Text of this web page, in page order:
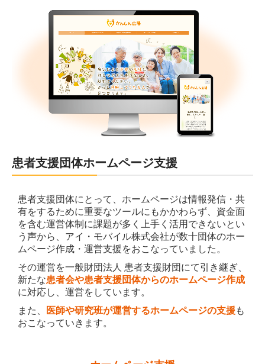
患者支援団体ホームページ支援
患者支援団体にとって、ホームページは情報発信・共
有をするために重要なツールにもかかわらず、資金面
を含む運営体制に課題が多く上手く活用できないとい
う声から、アイ・モバイル株式会社が数十団体のホー
ムページ作成・運営支援をおこなっていました。
その運営を一般財団法人 患者支援財団にて引き継ぎ、
新たな患者会や患者支援団体からのホームページ作成
に対応し、運営をしています。
また、
医師や研究班が運営するホームページの支援も
おこなっていきます。